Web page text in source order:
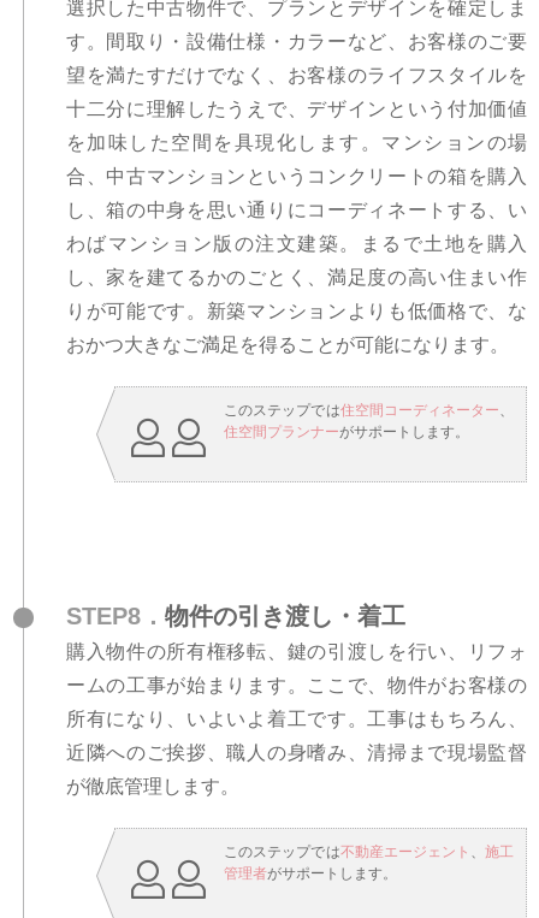
選択した中古物件で、プランとデザインを確定しま
す。間取り・設備仕様・カラーなど、お客様のご要
望を満たすだけでなく、お客様のライフスタイルを
十二分に理解したうえで、デザインという付加価値
を加味した空間を具現化します。マンションの場
合、中古マンションというコンクリートの箱を購入
し、箱の中身を思い通りにコーディネートする、い
わばマンション版の注文建築。まるで土地を購入
し、家を建てるかのごとく、満足度の高い住まい作
りが可能です。新築マンションよりも低価格で、な
おかつ大きなご満足を得ることが可能になります。
このステップでは住空間コーディネーター、
住空間プランナーがサポートします。
STEP8． 物件の引き渡し・着工
購入物件の所有権移転、鍵の引渡しを行い、リフォ
ームの工事が始まります。ここで、物件がお客様の
所有になり、いよいよ着工です。工事はもちろん、
近隣へのご挨拶、職人の身嗜み、清掃まで現場監督
が徹底管理します。
このステップでは不動産エージェント 、 施工
管理者がサポートします。